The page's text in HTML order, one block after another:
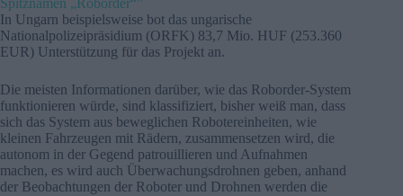
Spitznamen „Roborder“”
In Ungarn beispielsweise bot das ungarische
Nationalpolizeipräsidium (ORFK) 83,7 Mio. HUF (253.360
EUR) Unterstützung für das Projekt an.
Die meisten Informationen darüber, wie das Roborder-System
funktionieren würde, sind klassifiziert, bisher weiß man, dass
sich das System aus beweglichen Robotereinheiten, wie
kleinen Fahrzeugen mit Rädern, zusammensetzen wird, die
autonom in der Gegend patrouillieren und Aufnahmen
machen, es wird auch Überwachungsdrohnen geben, anhand
der Beobachtungen der Roboter und Drohnen werden die